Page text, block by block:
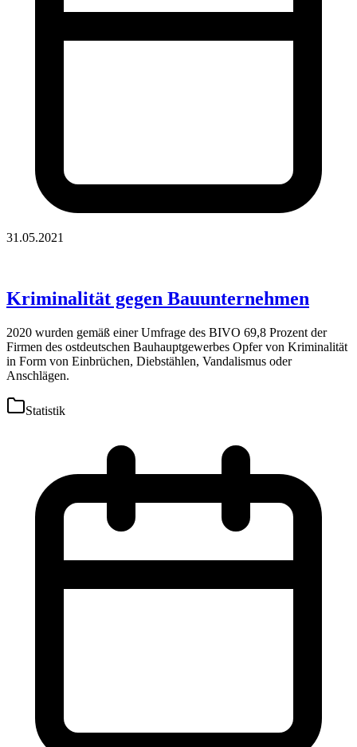
31.05.2021
Kriminalität gegen Bauunternehmen
2020 wurden gemäß einer Umfrage des BIVO 69,8 Prozent der
Firmen des ostdeutschen Bauhauptgewerbes Opfer von Kriminalität
in Form von Einbrüchen, Diebstählen, Vandalismus oder
Anschlägen.
Statistik